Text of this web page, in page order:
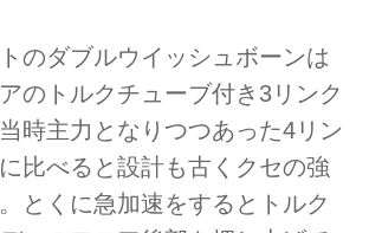
のダブルウイッシュボーンは
のトルクチューブ付き3リンク
時主力となりつつあった4リン
比べると設計も古くクセの強
とくに急加速をするとトルク